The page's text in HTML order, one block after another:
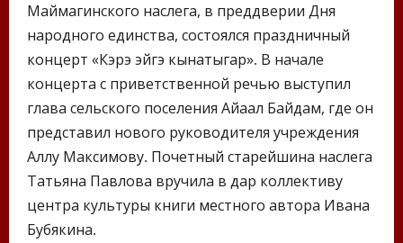
Маймагинского наслега, в преддверии Дня
народного единства, состоялся праздничный
концерт «Кэрэ эйгэ кынатыгар». В начале
концерта с приветственной речью выступил
глава сельского поселения Айаал Байдам, где он
представил нового руководителя учреждения
Аллу Максимову. Почетный старейшина наслега
Татьяна Павлова вручила в дар коллективу
центра культуры книги местного автора Ивана
Бубякина.